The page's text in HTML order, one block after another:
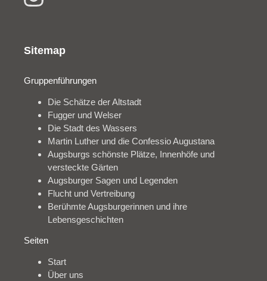
Sitemap
Gruppenführungen
Die Schätze der Altstadt
Fugger und Welser
Die Stadt des Wassers
Martin Luther und die Confessio Augustana
Augsburgs schönste Plätze, Innenhöfe und
versteckte Gärten
Augsburger Sagen und Legenden
Flucht und Vertreibung
Berühmte Augsburgerinnen und ihre
Lebensgeschichten
Seiten
Start
Über uns